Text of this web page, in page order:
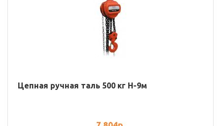
Цепная ручная таль 500 кг H-9м